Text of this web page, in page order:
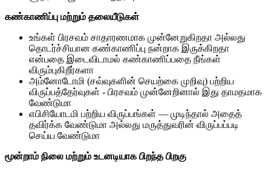
கண்காணிப்பு மற்றும் தலையீடுகள்
உங்கள் பிரசவம் சாதாரணமாக முன்னேறுகிறதா அல்லது
தொடர்ச்சியான கண்காணிப்பு நன்றாக இருக்கிறதா
என்பதை இடைவிடாமல் கண்காணிப்பதை நீங்கள்
விரும்புகிறீர்களா
அம்னோடோமி (சவ்வுகளின் செயற்கை முறிவு) பற்றிய
விருப்பத்தேர்வுகள் - பிரசவம் முன்னேறினால் இது தாமதமாக
வேண்டுமா
எபிசியோடமி பற்றிய விருப்பங்கள் — முடிந்தால் அதைத்
தவிர்க்க வேண்டுமா அல்லது மருத்துவரின் விருப்பப்படி
செய்ய வேண்டுமா
மூன்றாம் நிலை மற்றும் உடனடியாக பிறந்த பிறகு